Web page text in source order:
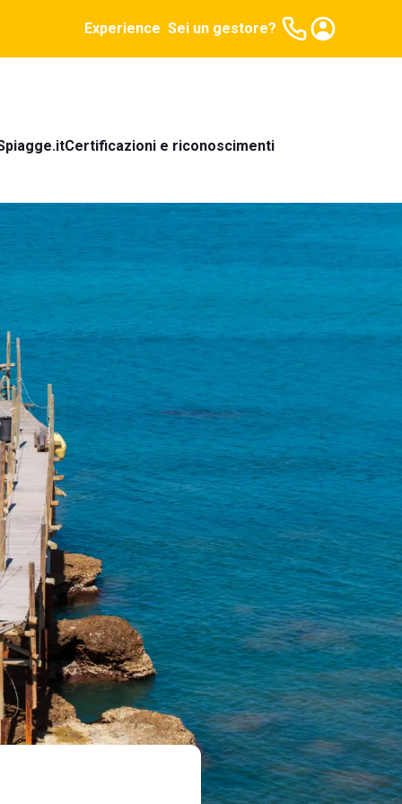
Experience Sei un gestore?
Certificazioni e riconoscimenti